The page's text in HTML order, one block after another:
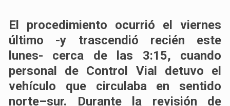
El procedimiento ocurrió el viernes
último -y trascendió recién este
lunes- cerca de las 3:15, cuando
personal de Control Vial detuvo el
vehículo que circulaba en sentido
norte–sur. Durante la revisión de